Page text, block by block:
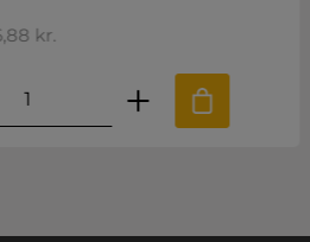
mindske
eller brug
kr.
Indtast